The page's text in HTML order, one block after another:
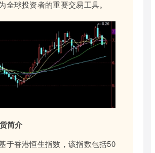
全球投资者的重要交易工具。
简介
于香港恒生指数，该指数包括50